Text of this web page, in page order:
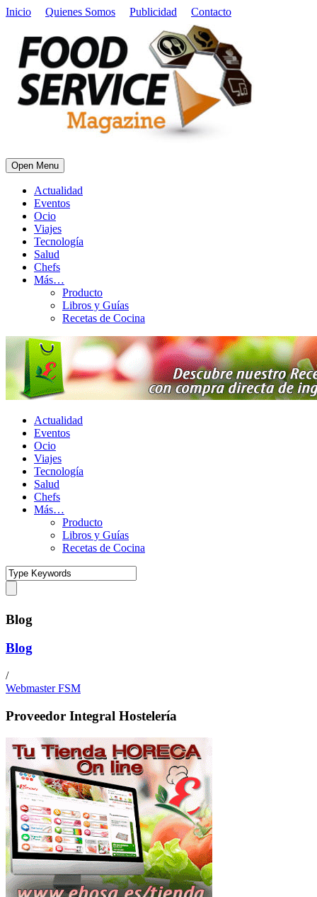
Inicio Quienes Somos Publicidad Contacto
Open Menu
Actualidad
Eventos
Ocio
Viajes
Tecnología
Salud
Chefs
Más…
Producto
Libros y Guías
Recetas de Cocina
Actualidad
Eventos
Ocio
Viajes
Tecnología
Salud
Chefs
Más…
Producto
Libros y Guías
Recetas de Cocina
Blog
Blog
/
Webmaster FSM
Proveedor Integral Hostelería